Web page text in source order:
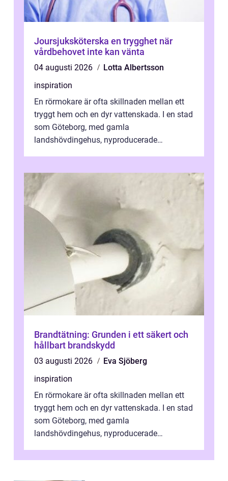
Joursjuksköterska en trygghet när
vårdbehovet inte kan vänta
04 augusti 2026
Lotta Albertsson
inspiration
En rörmokare är ofta skillnaden mellan ett
tryggt hem och en dyr vattenskada. I en stad
som Göteborg, med gamla
landshövdingehus, nyproducerade
Brandtätning: Grunden i ett säkert och
hållbart brandskydd
03 augusti 2026
Eva Sjöberg
inspiration
En rörmokare är ofta skillnaden mellan ett
tryggt hem och en dyr vattenskada. I en stad
som Göteborg, med gamla
landshövdingehus, nyproducerade
ställs höga k...